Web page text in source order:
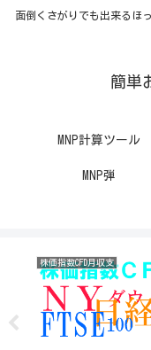
面倒くさがりでも出来るほ
簡単
MNP計算ツール
MNP弾
株価指数CFD月収支